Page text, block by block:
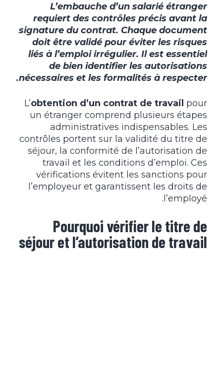
L’embauche d’un salarié étranger
requiert des contrôles précis avant la
signature du contrat. Chaque document
doit être validé pour éviter les risques
liés à l’emploi irrégulier. Il est essentiel
de bien identifier les autorisations
nécessaires et les formalités à respecter.
L’obtention d’un contrat de travail pour
un étranger comprend plusieurs étapes
administratives indispensables. Les
contrôles portent sur la validité du titre de
séjour, la conformité de l’autorisation de
travail et les conditions d’emploi. Ces
vérifications évitent les sanctions pour
l’employeur et garantissent les droits de
l’employé.
Pourquoi vérifier le titre de
séjour et l’autorisation de travail